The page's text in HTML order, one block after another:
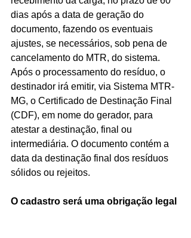
dias após a data de geração do
documento, fazendo os eventuais
ajustes, se necessários, sob pena de
cancelamento do MTR, do sistema.
Após o processamento do resíduo, o
destinador irá emitir, via Sistema MTR-
MG, o Certificado de Destinação Final
(CDF), em nome do gerador, para
atestar a destinação, final ou
intermediária. O documento contém a
data da destinação final dos resíduos
sólidos ou rejeitos.
O cadastro será uma obrigação legal